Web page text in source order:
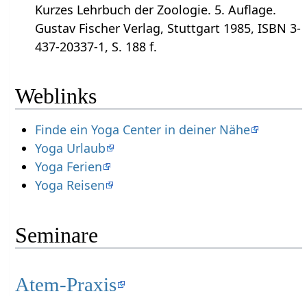
Kurzes Lehrbuch der Zoologie. 5. Auflage.
Gustav Fischer Verlag, Stuttgart 1985, ISBN 3-
437-20337-1, S. 188 f.
Weblinks
Finde ein Yoga Center in deiner Nähe
Yoga Urlaub
Yoga Ferien
Yoga Reisen
Seminare
Atem-Praxis